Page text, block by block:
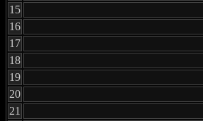
15
16
17
18
19
20
21